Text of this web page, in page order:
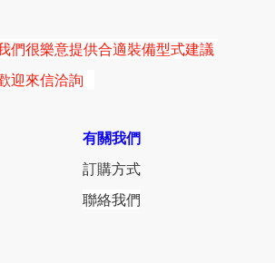
們很樂意提供合適裝備型式建議
迎來信洽詢
有關我們
訂購方式
聯絡我們